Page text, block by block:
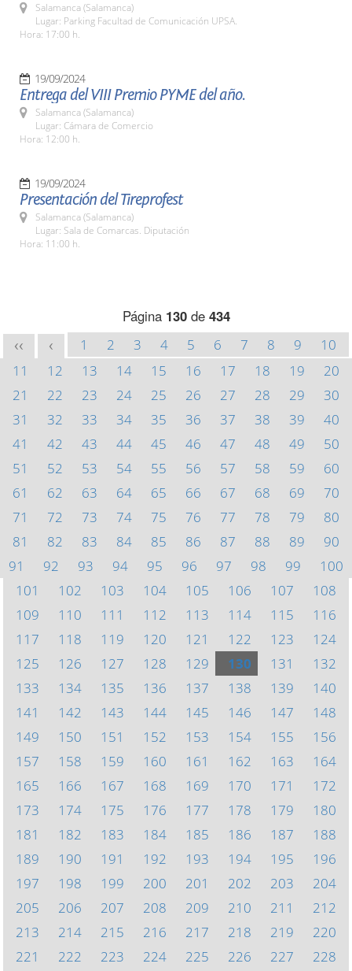
Salamanca (Salamanca)
Lugar: Parking Facultad de Comunicación UPSA.
Hora: 17:00 h.
19/09/2024
Entrega del VIII Premio PYME del año.
Salamanca (Salamanca)
Lugar: Cámara de Comercio
Hora: 12:00 h.
19/09/2024
Presentación del Tireprofest
Salamanca (Salamanca)
Lugar: Sala de Comarcas. Diputación
Hora: 11:00 h.
Página 130de 434
<< < 1 2 3 4 5 6 7 8 9
10
11
12 13 14 15 16 17 18 19
20
21
22 23 24 25 26 27 28 29
30
31
32 33 34 35 36 37 38 39
40
41
42 43 44 45 46 47 48 49
50
51
52 53 54 55 56 57 58 59
60
61
62 63 64 65 66 67 68 69
70
71
72 73 74 75 76 77 78 79
80
81
82 83 84 85 86 87 88 89
90
91
92 93 94 95 96 97 98 99
100
101
102 103 104 105 106 107
108
109
110 111 112 113 114 115
116
117
118 119 120 121 122 123
124
125
126 127 128 129 130 131
132
133
134 135 136 137 138 139
140
141
142 143 144 145 146 147
148
149
150 151 152 153 154 155
156
157
158 159 160 161 162 163
164
165
166 167 168 169 170 171
172
173
174 175 176 177 178 179
180
181
182 183 184 185 186 187
188
189
190 191 192 193 194 195
196
197
198 199 200 201 202 203
204
205
206 207 208 209 210 211
212
213
214 215 216 217 218 219
220
221
222 223 224 225 226 227
228